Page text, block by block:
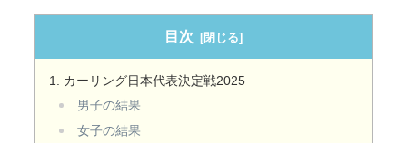
目次
カーリング日本代表決定戦2025
男子の結果
女子の結果